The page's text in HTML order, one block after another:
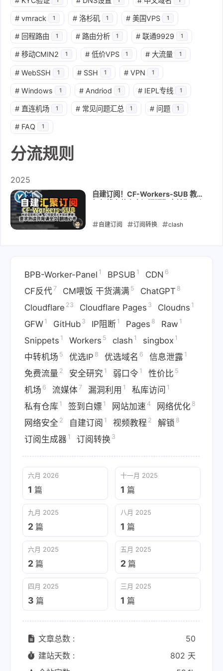
# vmrack 1 # 洛杉矶 1 # 美国VPS 1
# 回程路由 1 # 路由分析 1 # 联通9929 1
# 移动CMIN2 1 # 低价VPS 1 # 大流量 1
# WebSSH 1 # SSH 1 # VPN 1
# Windows 1 # Andriod 1 # IEPL专线 1
# 直连机场 1 # 常见问题汇总 1 # 问题 1
# FAQ 1
分流规则
2025
自建订阅！CF-Workers-SUB 教你
自建订阅 订阅转换 clash
Cloudflare Workers 分流规则 节
点管理 部署教程
2025-01-09
BPB-Worker-Panel 1 BPSUB 1 CDN 6
CF反代7 CM喂饭 干货满满 5 ChatGPT 8
Cloudflare 23 Cloudflare Pages 3 Cloudns 1
GFW 1 GitHub 3 IP阻断 1 Pages 8 Raw 1
Snippets 1 Workers 5 clash 1 singbox 1
中转机场 5 优选IP 8 优选域名 6 信息泄露 1
免费流量 2 安全研究 1 弱口令 1 性价比 5
机场 6 流媒体 7 漏洞利用 1 私库访问 1
私有仓库 1 签到白嫖 1 网站加速 4 网络优化 8
网络安全 2 自建订阅 1 视频教程 2 解锁 8
订阅生成器 1 订阅转换 3
六月 2026
1 篇
十一月 2025
1 篇
九月 2025
2 篇
八月 2025
1 篇
六月 2025
2 篇
五月 2025
2 篇
四月 2025
3 篇
三月 2025
1 篇
文章总数 :
50
建站天数 :
802 天